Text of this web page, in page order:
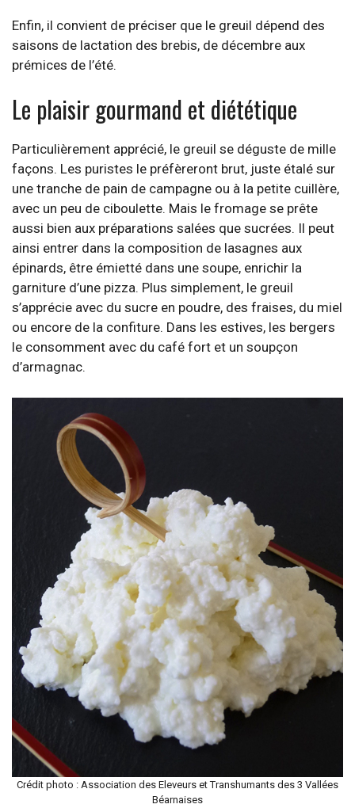
Enfin, il convient de préciser que le greuil dépend des
saisons de lactation des brebis, de décembre aux
prémices de l’été.
Le plaisir gourmand et diététique
Particulièrement apprécié, le greuil se déguste de mille
façons. Les puristes le préfèreront brut, juste étalé sur
une tranche de pain de campagne ou à la petite cuillère,
avec un peu de ciboulette. Mais le fromage se prête
aussi bien aux préparations salées que sucrées. Il peut
ainsi entrer dans la composition de lasagnes aux
épinards, être émietté dans une soupe, enrichir la
garniture d’une pizza. Plus simplement, le greuil
s’apprécie avec du sucre en poudre, des fraises, du miel
ou encore de la confiture. Dans les estives, les bergers
le consomment avec du café fort et un soupçon
d’armagnac.
Crédit photo : Association des Eleveurs et Transhumants des 3 Vallées
Béarnaises